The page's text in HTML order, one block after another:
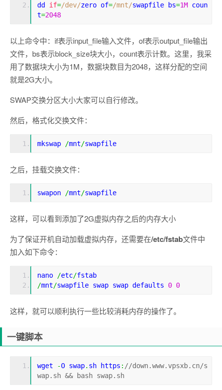
dd if=/dev/zero of=/mnt/swapfile bs=1M coun
t=2048
以上命令中：if表示input_file输入文件，of表示output_file输出
文件，bs表示block_size块大小，count表示计数。这里，我采
用了数据块大小为1M，数据块数目为2048，这样分配的空间
就是2G大小。
SWAP交换分区大小大家可以自行修改。
然后，格式化交换文件：
mkswap /mnt/swapfile
之后，挂载交换文件：
swapon /mnt/swapfile
这样，可以看到添加了2G虚拟内存之后的内存大小
为了保证开机自动加载虚拟内存，还需要在/etc/fstab文件中
加入如下命令：
nano /etc/fstab
/mnt/swapfile swap swap defaults 0 0
这样，就可以顺利执行一些比较消耗内存的操作了。
一键脚本
wget -O swap. sh https : //down.www.vpsxb.cn/s
wap.sh && bash swap.sh